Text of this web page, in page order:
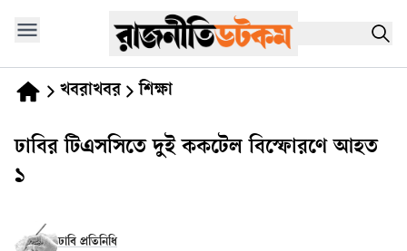
খবরাখবর শিক্ষা
ঢাবির টিএসসিতে দুই ককটেল বিস্ফোরণে আহত
১
ঢাবি প্রতিনিধি